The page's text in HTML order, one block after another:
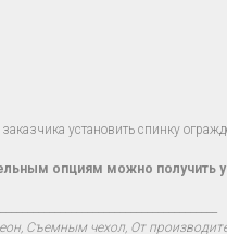
установить спинку
опциям можно получить
Съемным чехол, От